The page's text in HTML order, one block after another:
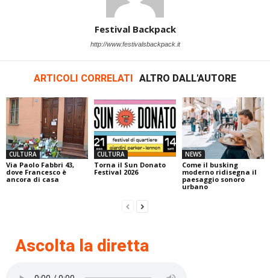
Festival Backpack
http://www.festivalsbackpack.it
ARTICOLI CORRELATI ALTRO DALL'AUTORE
CULTURA
Via Paolo Fabbri 43,
dove Francesco è
ancora di casa
CULTURA
Torna il Sun Donato
Festival 2026
NEWS
Come il busking
moderno ridisegna il
paesaggio sonoro
urbano
Ascolta la diretta